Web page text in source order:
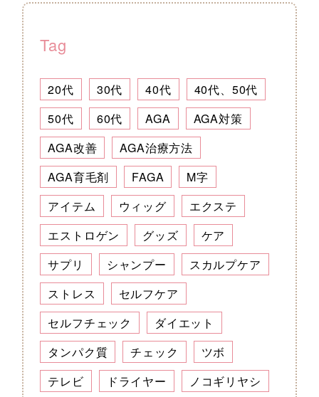
Tag
20代 30代 40代
40代、50代
50代
60代 AGA
AGA対策
AGA改善
AGA治療方法
AGA育毛剤
FAGA
M字
アイテム
ウィッグ
エクステ
エストロゲン
グッズ
ケア
サプリ
シャンプー
スカルプケア
ストレス
セルフケア
セルフチェック
ダイエット
タンパク質
チェック
ツボ
テレビ
ドライヤー
ノコギリヤシ